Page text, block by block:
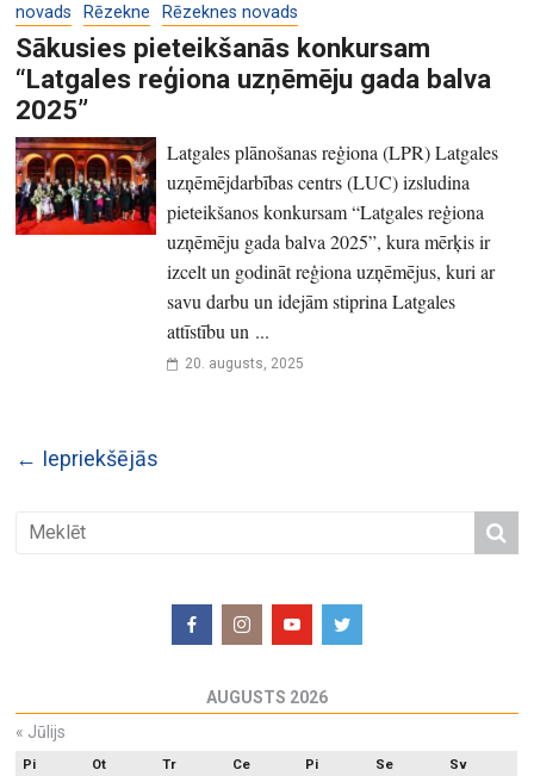
novads
Rēzekne Rēzeknes novads
Sākusies pieteikšanās konkursam
“Latgales reģiona uzņēmēju gada balva
2025”
Latgales plānošanas reģiona (LPR) Latgales
uzņēmējdarbības centrs (LUC) izsludina
pieteikšanos konkursam “Latgales reģiona
uzņēmēju gada balva 2025”, kura mērķis ir
izcelt un godināt reģiona uzņēmējus, kuri ar
savu darbu un idejām stiprina Latgales
attīstību un ...
20. augusts, 2025
← Iepriekšējās
AUGUSTS 2026
« Jūlijs
Pi Ot Tr Ce Pi Se Sv